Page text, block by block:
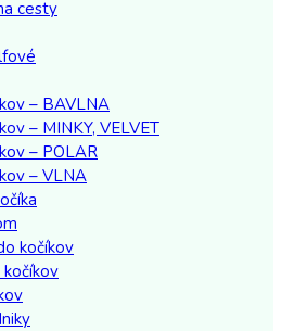
cesty
– BAVLNA
– MINKY, VELVET
– POLAR
– VLNA
kočíkov